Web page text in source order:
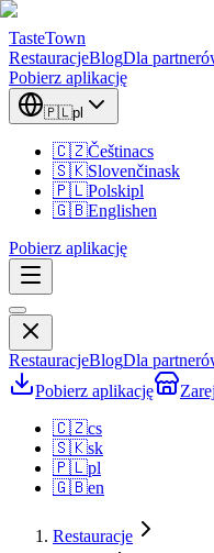
TasteTown
RestauracjeBlogDla
Pobierz aplikację
🇵🇱pl
🇨🇿Češtinacs
🇸🇰Slovenčinask
🇵🇱Polskipl
🇬🇧Englishen
Pobierz aplikację
RestauracjeBlogDla
Pobierz aplikację
🇨🇿cs
🇸🇰sk
🇵🇱pl
🇬🇧en
Restauracje